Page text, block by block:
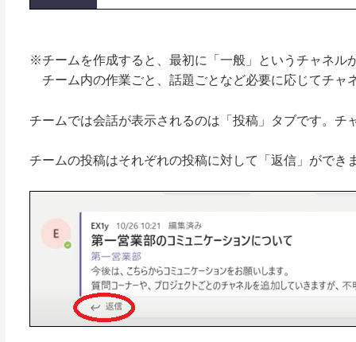
※チームを作成すると、最初に「一般」というチャネル
チーム内の作業ごと、話題ごとなど必要に応じてチャ
チームでは会話が表示されるのは「投稿」タブです。
チームの投稿はそれぞれの投稿に対して「返信」ができ